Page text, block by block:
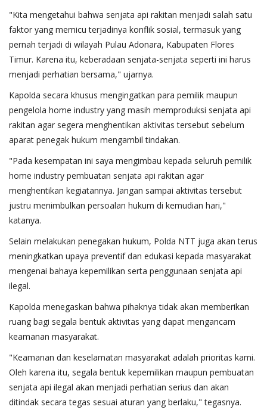
"Kita mengetahui bahwa senjata api rakitan menjadi salah satu
faktor yang memicu terjadinya konflik sosial, termasuk yang
pernah terjadi di wilayah Pulau Adonara, Kabupaten Flores
Timur. Karena itu, keberadaan senjata-senjata seperti ini harus
menjadi perhatian bersama," ujarnya.
Kapolda secara khusus mengingatkan para pemilik maupun
pengelola home industry yang masih memproduksi senjata api
rakitan agar segera menghentikan aktivitas tersebut sebelum
aparat penegak hukum mengambil tindakan.
"Pada kesempatan ini saya mengimbau kepada seluruh pemilik
home industry pembuatan senjata api rakitan agar
menghentikan kegiatannya. Jangan sampai aktivitas tersebut
justru menimbulkan persoalan hukum di kemudian hari,"
katanya.
Selain melakukan penegakan hukum, Polda NTT juga akan terus
meningkatkan upaya preventif dan edukasi kepada masyarakat
mengenai bahaya kepemilikan serta penggunaan senjata api
ilegal.
Kapolda menegaskan bahwa pihaknya tidak akan memberikan
ruang bagi segala bentuk aktivitas yang dapat mengancam
keamanan masyarakat.
"Keamanan dan keselamatan masyarakat adalah prioritas kami.
Oleh karena itu, segala bentuk kepemilikan maupun pembuatan
senjata api ilegal akan menjadi perhatian serius dan akan
ditindak secara tegas sesuai aturan yang berlaku," tegasnya.